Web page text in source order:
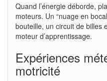
Quand l’énergie déborde,
moteurs. Un “nuage en
bouteille, un circuit de billes
moteur d’apprentissage.
Expériences
motricité